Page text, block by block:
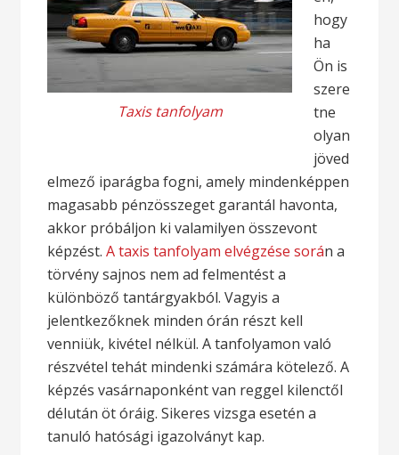
Taxis tanfolyam
hogy
ha
Ön is
szere
tne
olyan
jöved
elmező iparágba fogni, amely mindenképpen
magasabb pénzösszeget garantál havonta,
akkor próbáljon ki valamilyen összevont
képzést.A taxis tanfolyam elvégzése során a
törvény sajnos nem ad felmentést a
különböző tantárgyakból. Vagyis a
jelentkezőknek minden órán részt kell
venniük, kivétel nélkül. A tanfolyamon való
részvétel tehát mindenki számára kötelező. A
képzés vasárnaponként van reggel kilenctől
délután öt óráig. Sikeres vizsga esetén a
tanuló hatósági igazolványt kap.